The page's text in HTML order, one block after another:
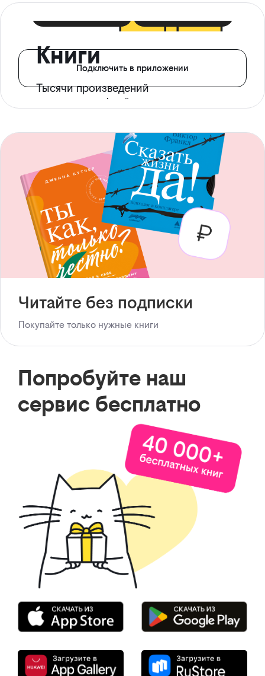
Книги
Тысячи произведений
с доступом офлайн
Подключить в приложении
Читайте без подписки
Покупайте только нужные книги
Попробуйте наш
сервис бесплатно